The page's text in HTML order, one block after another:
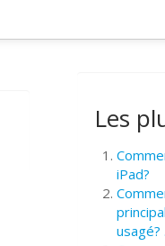
Les
iPad?
usagé?